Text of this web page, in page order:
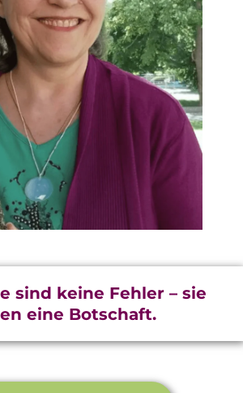
sind keine Fehler – sie
eine Botschaft.